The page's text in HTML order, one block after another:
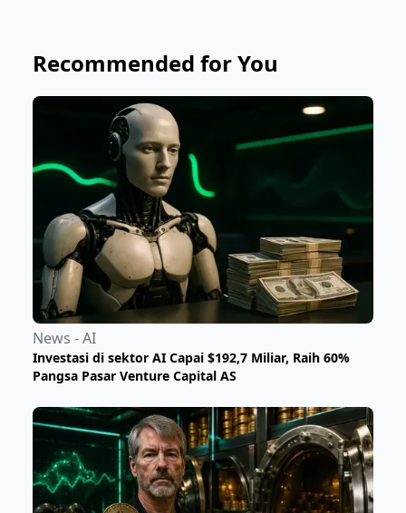
Recommended for You
News - AI
Investasi di sektor AI Capai $192,7 Miliar, Raih 60%
Pangsa Pasar Venture Capital AS